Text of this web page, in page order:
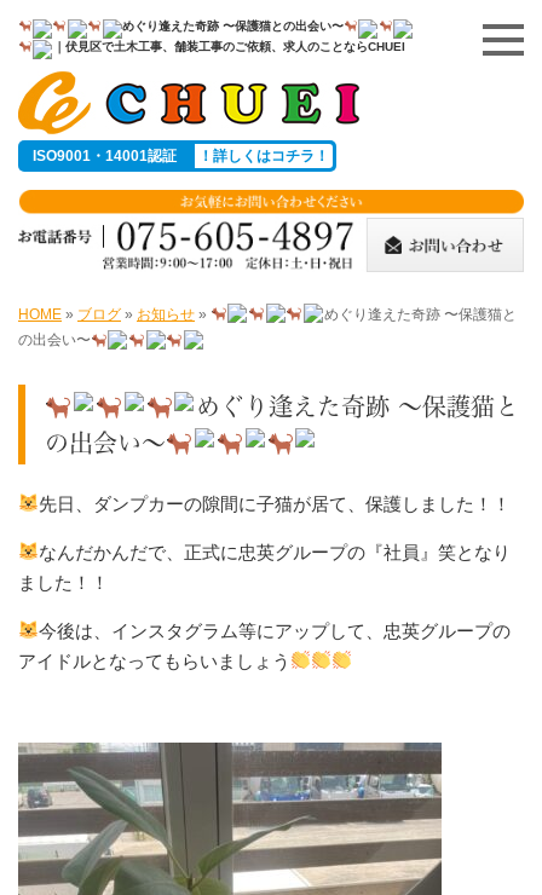
めぐり逢えた奇跡 〜保護猫との出会い〜
｜伏見区で土木工事、舗装工事のご依頼、求人のことならCHUEI
ISO9001・14001認証 ！詳しくはコチラ！
HOME » ブログ » お知らせ »
めぐり逢えた奇跡 〜保護猫と
の出会い〜
めぐり逢えた奇跡 〜保護猫と
の出会い〜
先日、ダンプカーの隙間に子猫が居て、保護しました！！
なんだかんだで、正式に忠英グループの『社員』笑となり
ました！！
今後は、インスタグラム等にアップして、忠英グループの
アイドルとなってもらいましょう